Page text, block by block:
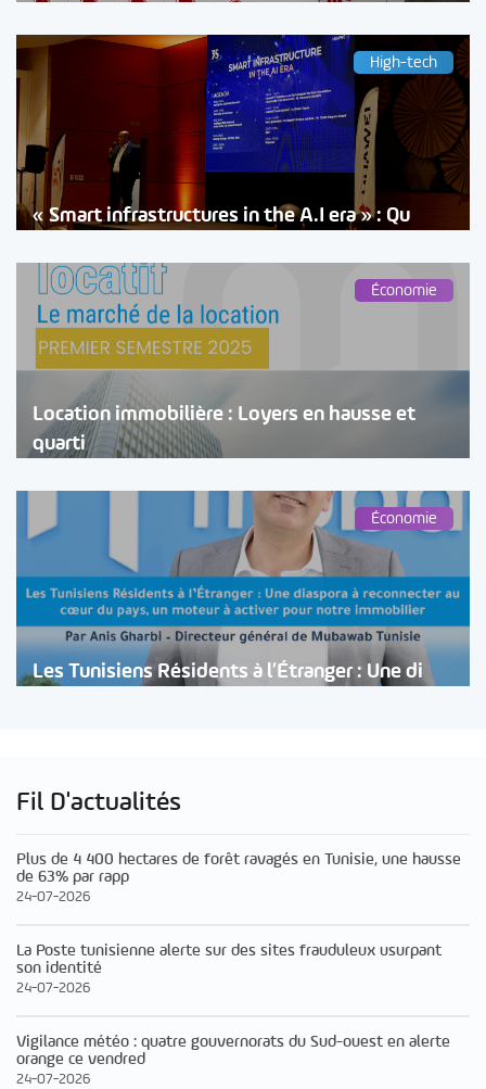
High-tech
« Smart infrastructures in the A.I era » : Qu
Économie
Location immobilière : Loyers en hausse et
quarti
Économie
Les Tunisiens Résidents à l’Étranger : Une di
Fil D'actualités
Plus de 4 400 hectares de forêt ravagés en Tunisie, une hausse
de 63% par rapp
24-07-2026
La Poste tunisienne alerte sur des sites frauduleux usurpant
son identité
24-07-2026
Vigilance météo : quatre gouvernorats du Sud-ouest en alerte
orange ce vendred
24-07-2026